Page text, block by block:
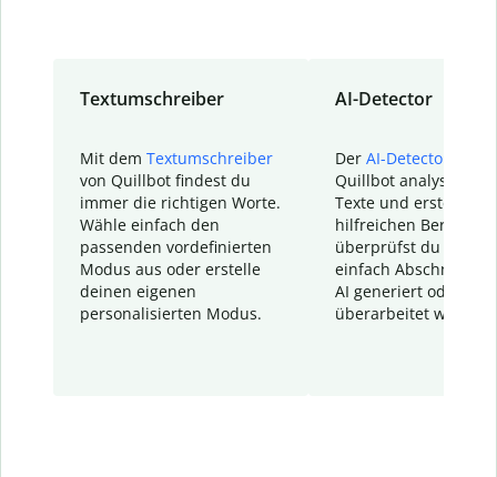
Textumschreiber
Mit dem Textumschreiber
von Quillbot findest du
immer die richtigen Worte.
Wähle einfach den
passenden vordefinierten
Modus aus oder erstelle
deinen eigenen
personalisierten Modus.
AI-Detector
Der AI-Detector
Quillbot analysiert
Texte und erstellt
hilfreichen Bericht.
überprüfst du
einfach Abschnitte,
AI generiert oder
überarbeitet wurden.